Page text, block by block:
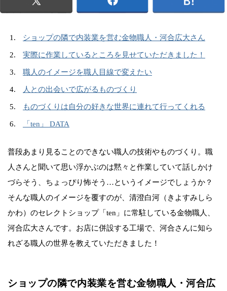
ショップの隣で内装業を営む金物職人・河合広大さん
実際に作業しているところを見せていただきました！
職人のイメージを職人目線で変えたい
人との出会いで広がるものづくり
ものづくりは自分の好きな世界に連れて行ってくれる
「ten」 DATA
普段あまり見ることのできない職人の技術やものづくり。職
人さんと聞いて思い浮かぶのは黙々と作業していて話しかけ
づらそう、ちょっぴり怖そう…というイメージでしょうか？
そんな職人のイメージを覆すのが、清澄白河（きよすみしら
かわ）のセレクトショップ「ten」に常駐している金物職人、
河合広大さんです。お店に併設する工場で、河合さんに知ら
れざる職人の世界を教えていただきました！
ショップの隣で内装業を営む金物職人・河合広